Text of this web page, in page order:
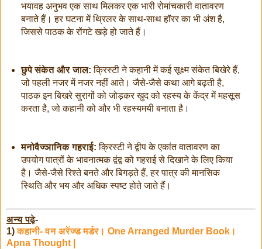
भयावह अनुभव एक साथ मिलकर एक भारी रोमांचकारी वातावरण
बनाते हैं। हर घटना में थ्रिलर के साथ-साथ हॉरर का भी अंश है,
जिससे पाठक के रोंगटे खड़े हो जाते हैं।
छुपे संकेत और जाल: क्रिस्टी ने कहानी में कई सूक्ष्म संकेत बिखेरे हैं,
जो पहली नजर में नजर नहीं आते। जैसे-जैसे कथा आगे बढ़ती है,
पाठक इन बिखरे सुरागों को जोड़कर खुद को रहस्य के केंद्र में महसूस
करता है, जो कहानी को और भी रहस्यमयी बनाता है।
मनोवैज्ञानिक गहराई: क्रिस्टी ने द्वीप के एकांत वातावरण का
उपयोग पात्रों के भावनात्मक द्वंद्व को गहराई से दिखाने के लिए किया
है। जैसे-जैसे रिश्ते बनते और बिगड़ते हैं, हर पात्र की मानसिक
स्थिति और भय और अधिक स्पष्ट होते जाते हैं।
अन्य पढ़े-
1)कहानी- वन अरेंज्ड मर्डर। One Arranged Murder Book।
Apna Thought |